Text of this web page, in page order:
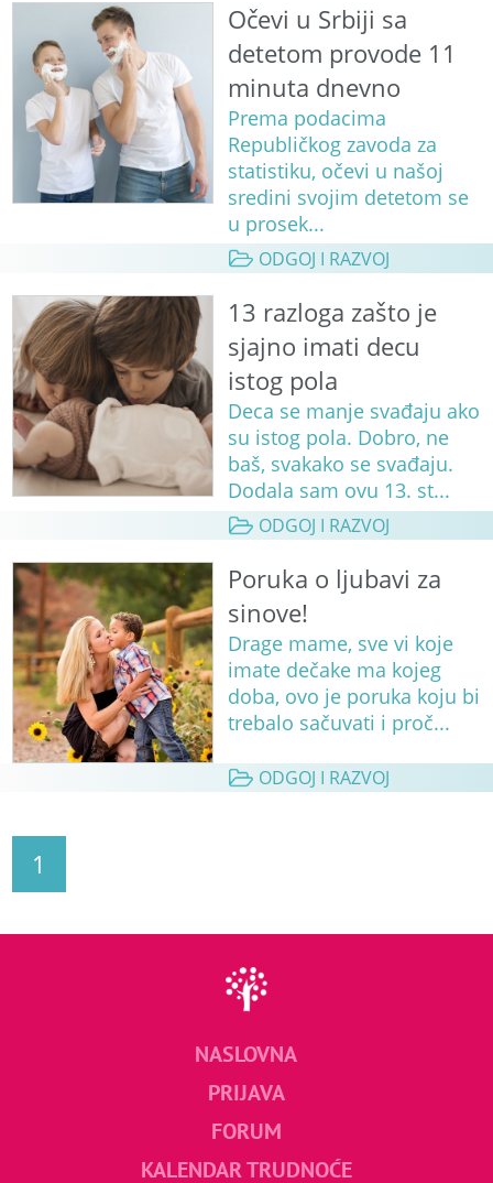
Očevi u Srbiji sa
detetom provode 11
minuta dnevno
Prema podacima
Republičkog zavoda za
statistiku, očevi u našoj
sredini svojim detetom se
u prosek...
ODGOJ I RAZVOJ
13 razloga zašto je
sjajno imati decu
istog pola
Deca se manje svađaju ako
su istog pola. Dobro, ne
baš, svakako se svađaju.
Dodala sam ovu 13. st...
ODGOJ I RAZVOJ
Poruka o ljubavi za
sinove!
Drage mame, sve vi koje
imate dečake ma kojeg
doba, ovo je poruka koju bi
trebalo sačuvati i proč...
ODGOJ I RAZVOJ
1
NASLOVNA
PRIJAVA
FORUM
KALENDAR TRUDNOĆE